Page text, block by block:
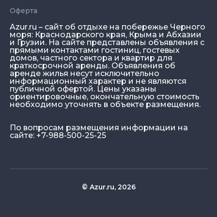
Azur.ru – сайт об отдыхе на побережье Черного
моря: Краснодарского края, Крыма и Абхазии
и Грузии. На сайте представлены объявления с
прямыми контактами гостиниц, гостевых
домов, частного сектора и квартир для
краткосрочной аренды. Объявления об
аренде жилья несут исключительно
информационный характер и не являются
публичной офертой. Цены указаны
ориентировочные, окончательную стоимость
необходимо уточнять в объекте размещения.
По вопросам размещения информации на
сайте: +7-988-500-25-25
Оферта
© Azur.ru, 2026